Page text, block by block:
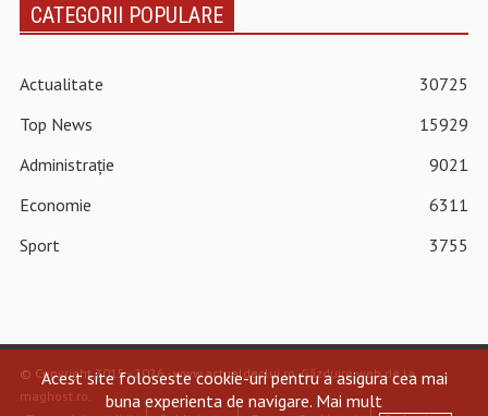
CATEGORII POPULARE
Actualitate
30725
Top News
15929
Administrație
9021
Economie
6311
Sport
3755
© Copyright 2015 - 2026 - www.actualdecluj.ro.Găzduire web de la
maghost.ro
Acest site foloseste cookie-uri pentru a asigura cea mai
buna experienta de navigare. Mai mult